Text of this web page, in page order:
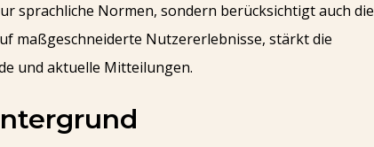
sprachliche Normen, sondern berücksichtigt auch die
maßgeschneiderte Nutzererlebnisse, stärkt die
und aktuelle Mitteilungen.